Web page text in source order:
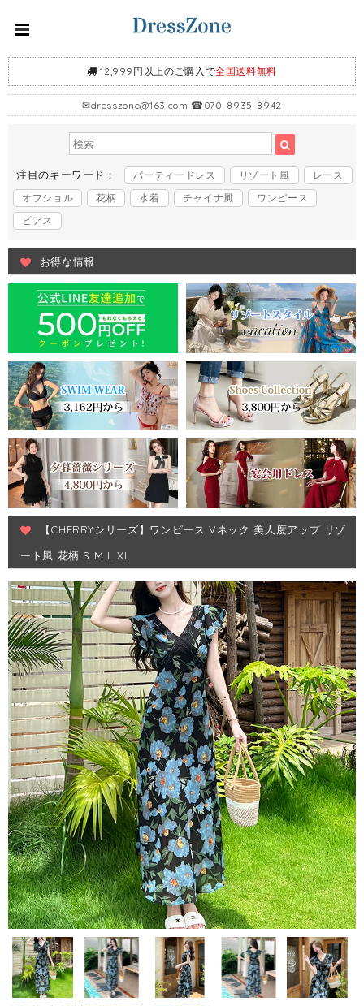
12,999円以上のご購入で全国送料無料
✉dresszone@163.com ☎070-8935-8942
注目のキーワード： パーティードレス リゾート風
レース
オフショル
花柄 水着 チャイナ風
ワンピース
ピアス
お得な情報
【CHERRYシリーズ】ワンピース Vネック 美人度アップ リゾ
ート風 花柄 S M L XL